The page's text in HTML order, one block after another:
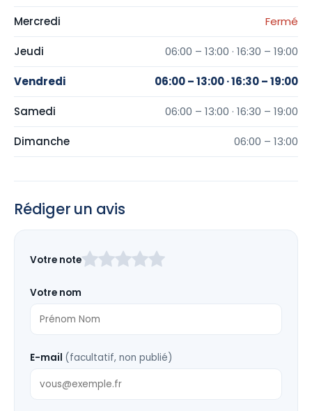
Mercredi Fermé
Jeudi 06:00 – 13:00 · 16:30 – 19:00
Vendredi 06:00 – 13:00 · 16:30 – 19:00
Samedi 06:00 – 13:00 · 16:30 – 19:00
Dimanche 06:00 – 13:00
Rédiger un avis
ce
vide
Votre note
Votre nom
E-mail (facultatif, non publié)